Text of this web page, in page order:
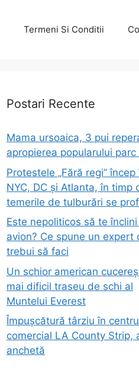
Termeni Si Conditii
Postari Recente
Mama ursoaica, 3 pui
apropierea popularului parc
Protestele „Fără regi” încep
NYC, DC și Atlanta, în timp
temerile de tulburări se
Este nepoliticos să te
avion? Ce spune un expert
trebui să faci
Un schior american
mai dificil traseu de schi al
Muntelui Everest
Împușcătură târziu în
comercial LA County Strip,
anchetă